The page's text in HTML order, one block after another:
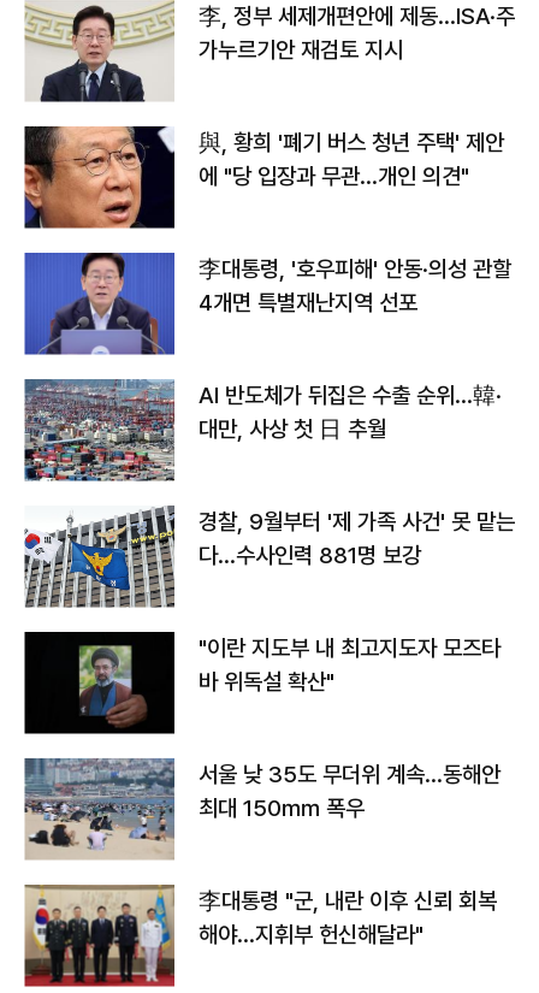
李, 정부 세제개편안에 제동…ISA·주
가누르기안 재검토 지시
與, 황희 '폐기 버스 청년 주택' 제안
에 "당 입장과 무관…개인 의견"
李대통령, '호우피해' 안동·의성 관할
4개면 특별재난지역 선포
AI 반도체가 뒤집은 수출 순위…韓·
대만, 사상 첫 日 추월
경찰, 9월부터 '제 가족 사건' 못 맡는
다…수사인력 881명 보강
"이란 지도부 내 최고지도자 모즈타
바 위독설 확산"
서울 낮 35도 무더위 계속…동해안
최대 150㎜ 폭우
李대통령 "군, 내란 이후 신뢰 회복
해야…지휘부 헌신해달라"